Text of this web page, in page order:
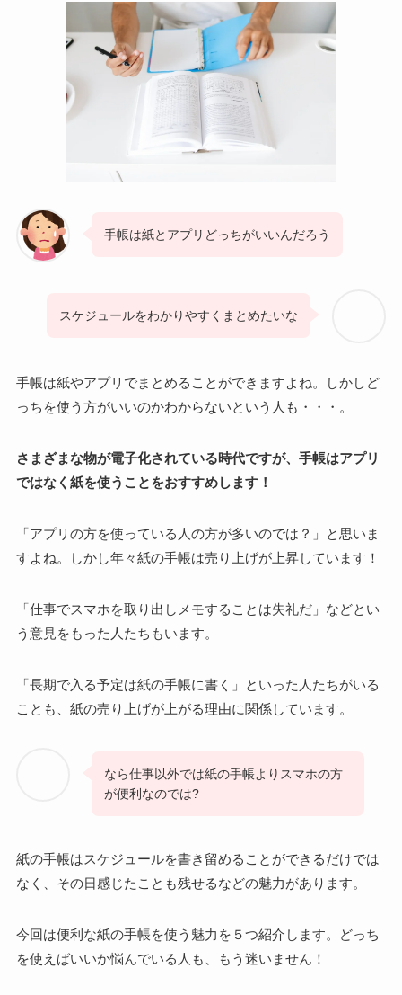
手帳は紙とアプリどっちがいいんだろう
スケジュールをわかりやすくまとめたいな
手帳は紙やアプリでまとめることができますよね。しかしど
っちを使う方がいいのかわからないという人も・・・。
さまざまな物が電子化されている時代ですが、手帳はアプリ
ではなく紙を使うことをおすすめします！
「アプリの方を使っている人の方が多いのでは？」と思いま
すよね。しかし年々紙の手帳は売り上げが上昇しています！
「仕事でスマホを取り出しメモすることは失礼だ」などとい
う意見をもった人たちもいます。
「長期で入る予定は紙の手帳に書く」といった人たちがいる
ことも、紙の売り上げが上がる理由に関係しています。
なら仕事以外では紙の手帳よりスマホの方
が便利なのでは?
紙の手帳はスケジュールを書き留めることができるだけでは
なく、その日感じたことも残せるなどの魅力があります。
今回は便利な紙の手帳を使う魅力を５つ紹介します。どっち
を使えばいいか悩んでいる人も、もう迷いません！